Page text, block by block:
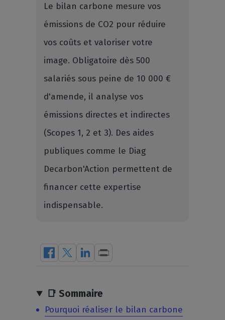
Le bilan carbone mesure vos
émissions de CO2 pour réduire
vos coûts et valoriser votre
image. Obligatoire dès 500
salariés sous peine de 10 000 €
d'amende, il analyse vos
émissions directes et indirectes
(Scopes 1, 2 et 3). Des aides
publiques comme le Diag
Decarbon'Action permettent de
financer cette expertise
indispensable.
📑 Sommaire
Pourquoi réaliser le bilan carbone